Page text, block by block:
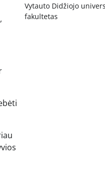
Vytauto Didžiojo
fakultetas